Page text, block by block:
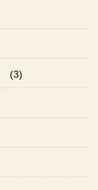
(3)